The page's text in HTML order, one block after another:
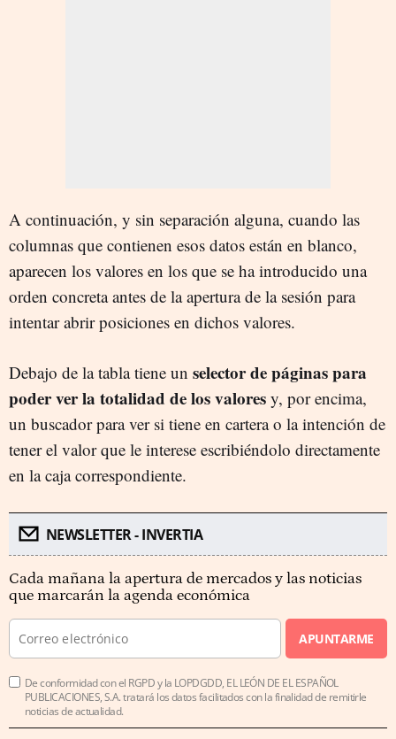
A continuación, y sin separación alguna, cuando las
columnas que contienen esos datos están en blanco,
aparecen los valores en los que se ha introducido una
orden concreta antes de la apertura de la sesión para
intentar abrir posiciones en dichos valores.
Debajo de la tabla tiene un selector de páginas para
poder ver la totalidad de los valores y, por encima,
un buscador para ver si tiene en cartera o la intención de
tener el valor que le interese escribiéndolo directamente
en la caja correspondiente.
NEWSLETTER - INVERTIA
Cada mañana la apertura de mercados y las noticias
que marcarán la agenda económica
APUNTARME
De conformidad con el RGPD y la LOPDGDD, EL LEÓN DE EL ESPAÑOL
PUBLICACIONES, S.A. tratará los datos facilitados con la finalidad de remitirle
noticias de actualidad.